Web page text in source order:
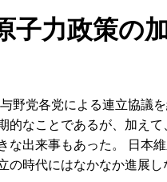
子力政策の
野党各党による連立協議
的なことであるが、加え
出来事もあった。 日本
の時代にはなかなか進展